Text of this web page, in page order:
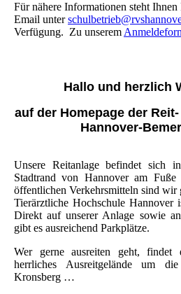
Für nähere Informationen steht
Email unter
Verfügung. Zu unserem
Hallo und herzlich
auf der Homepage der
Hannover-
Unsere Reitanlage befindet sich
Stadtrand von Hannover am
öffentlichen Verkehrsmitteln sind wir
Tierärztliche Hochschule Hannover
Direkt auf unserer Anlage sowie
gibt es ausreichend Parkplätze.
Wer gerne ausreiten geht,
herrliches Ausreitgelände um
Kronsberg …